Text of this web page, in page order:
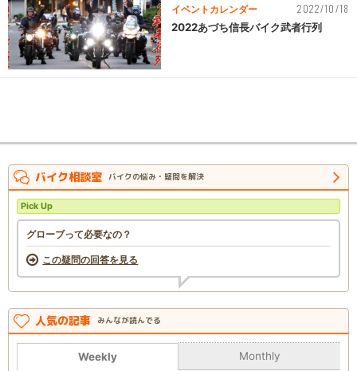
イベントカレンダー 2022/10/18
2022あづち信長バイク武者行列
バイク相談室 バイクの悩み・疑問を解決
Pick Up
グローブって必要なの？
この疑問の回答を見る
人気の記事 みんなが読んでる
Weekly Monthly